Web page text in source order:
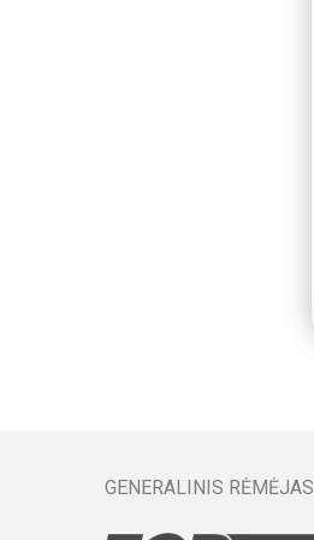
GENERALINIS RĖMĖJAS